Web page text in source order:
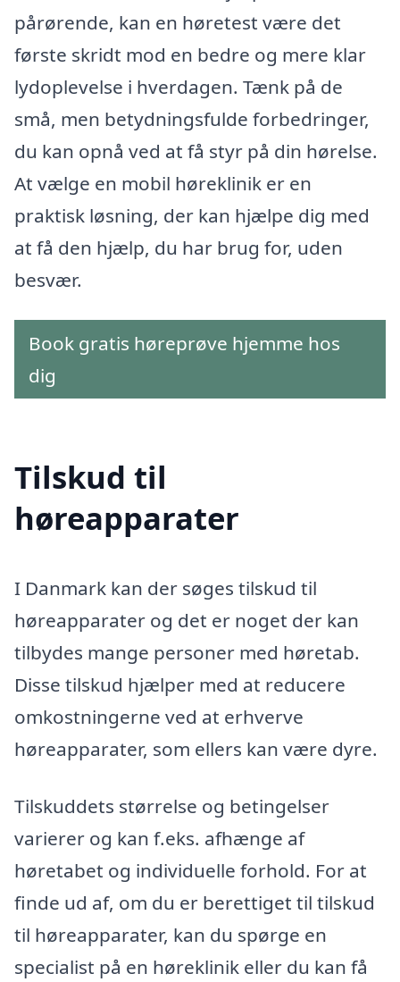
pårørende, kan en høretest være det
første skridt mod en bedre og mere klar
lydoplevelse i hverdagen. Tænk på de
små, men betydningsfulde forbedringer,
du kan opnå ved at få styr på din hørelse.
At vælge en mobil høreklinik er en
praktisk løsning, der kan hjælpe dig med
at få den hjælp, du har brug for, uden
besvær.
Book gratis høreprøve hjemme hos
dig
Tilskud til
høreapparater
I Danmark kan der søges tilskud til
høreapparater og det er noget der kan
tilbydes mange personer med høretab.
Disse tilskud hjælper med at reducere
omkostningerne ved at erhverve
høreapparater, som ellers kan være dyre.
Tilskuddets størrelse og betingelser
varierer og kan f.eks. afhænge af
høretabet og individuelle forhold. For at
finde ud af, om du er berettiget til tilskud
til høreapparater, kan du spørge en
specialist på en høreklinik eller du kan få